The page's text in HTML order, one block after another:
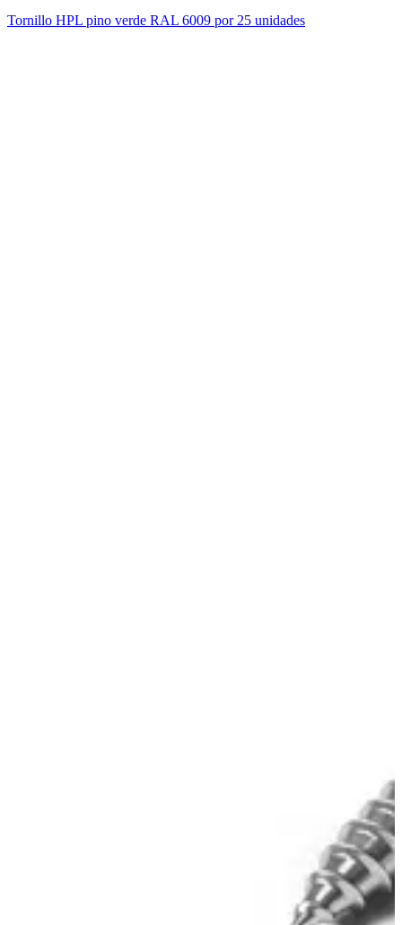
Tornillo HPL pino verde RAL 6009 por 25 unidades